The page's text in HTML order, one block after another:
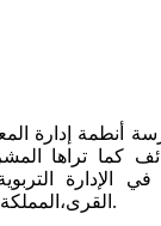
كما تراها
الإدارة
القرى،المملكة العربية السعودية،2008.